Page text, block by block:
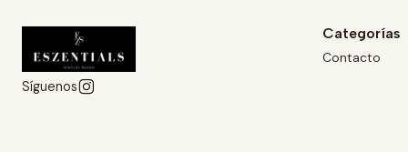
Síguenos
Categorías
Contacto